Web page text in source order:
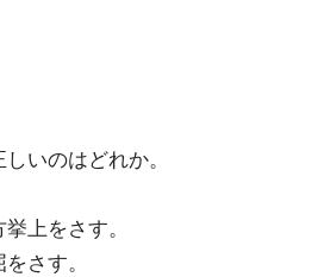
いのはどれか。
上をさす。
さす。